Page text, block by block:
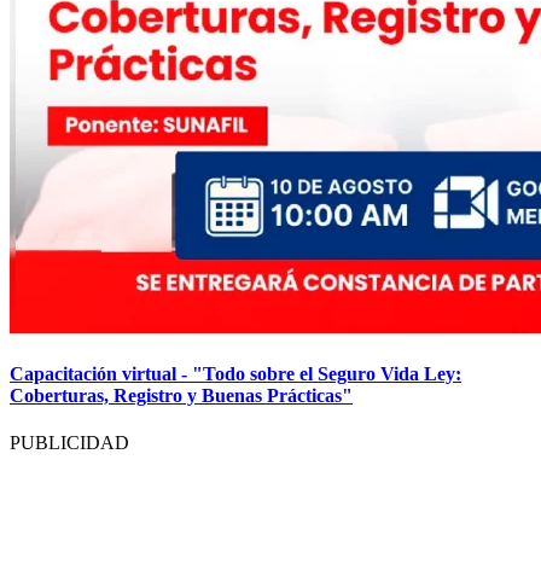
Capacitación virtual - "Todo sobre el Seguro Vida Ley:
Coberturas, Registro y Buenas Prácticas"
PUBLICIDAD